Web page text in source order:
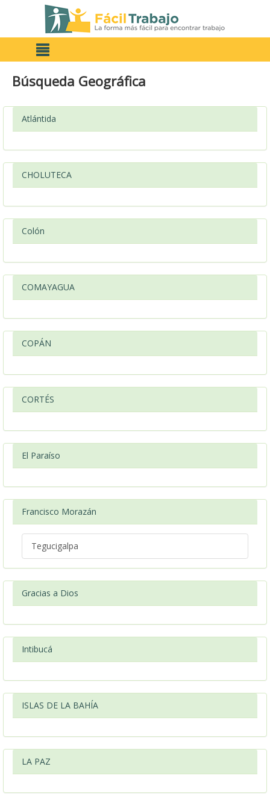
Búsqueda Geográfica
Atlántida
CHOLUTECA
Colón
COMAYAGUA
COPÁN
CORTÉS
El Paraíso
Francisco Morazán
Tegucigalpa
Gracias a Dios
Intibucá
ISLAS DE LA BAHÍA
LA PAZ